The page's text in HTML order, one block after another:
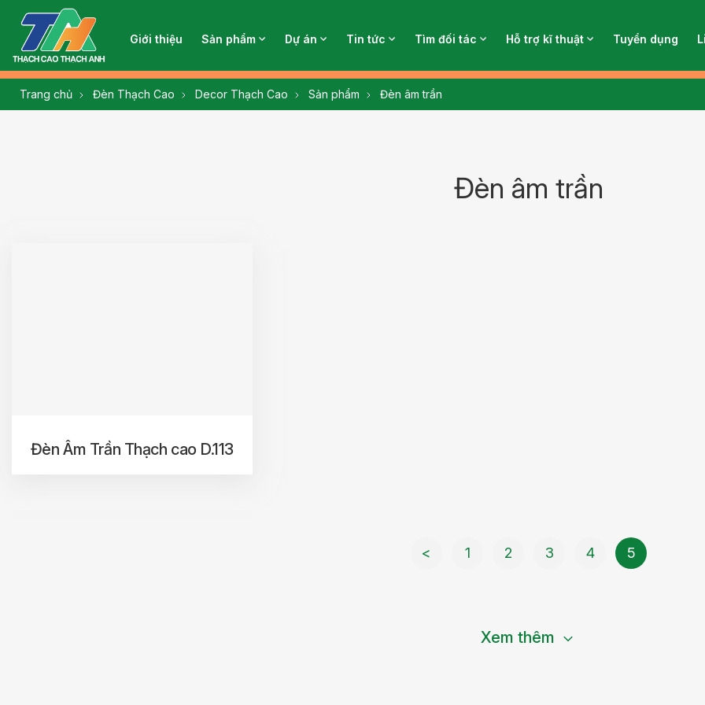
Giới thiệu Sản phẩm Dự án Tin tức Tìm đối tác Hỗ trợ kĩ thuật Tuyển dụng
Trang chủ Đèn Thạch Cao Decor Thạch Cao Sản phẩm Đèn âm trần
Đèn âm trần
Đèn Âm Trần Thạch cao D.113
< 1 2 3 4 5
Xem thêm